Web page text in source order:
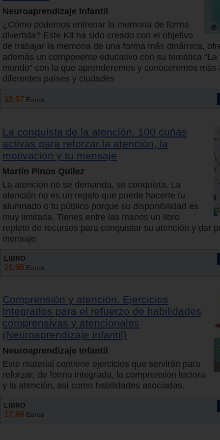
Neuroaprendizaje Infantil
¿Cómo podemos entrenar la memoria de forma
divertida? Este Kit ha sido creado con el objetivo
de trabajar la memoria de una forma más dinámica,
además un componente educativo con su temática “La
mundo” con la que aprenderemos y conoceremos más
diferentes países y ciudades
32.57 Euros
La conquista de la atención. 100 cuñas
activas para reforzar la atención, la
motivación y tu mensaje
Martín Pinos Quílez
La atención no se demanda, se conquista. La
atención no es un regalo que puede hacerte tu
alumnado o tu público porque su disponibilidad es
muy limitada. Tienes entre las manos un libro
repleto de recursos para conquistar su atención y dar
mensaje.
LIBRO
21.95 Euros
Comprensión y atención. Ejercicios
Integrados para el refuerzo de habilidades
comprensivas y atencionales
(Neuroaprendizaje infantil)
Neuroaprendizaje Infantil
Este material contiene ejercicios que servirán para
reforzar, de forma integrada, la comprensión lectora
y la atención, así como habilidades asociadas.
LIBRO
17.99 Euros